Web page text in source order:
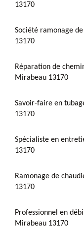
13170
Société ramonage
13170
Réparation de
Mirabeau 13170
Savoir-faire en
13170
Spécialiste en
13170
Ramonage de
13170
Professionnel en
Mirabeau 13170